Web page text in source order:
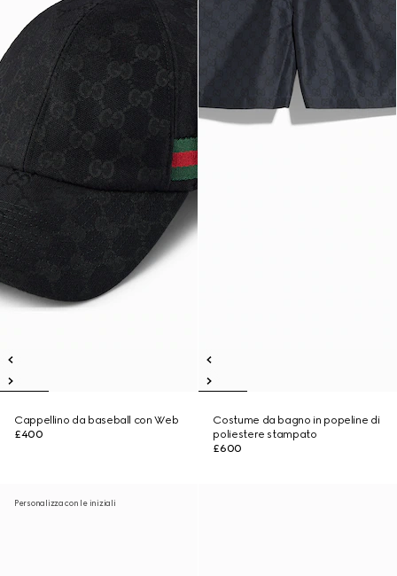
Cappellino da baseball con Web
£400
Costume da bagno in popeline di
poliestere stampato
£600
Personalizza con le iniziali